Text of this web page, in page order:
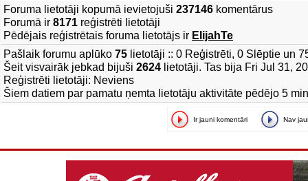
Foruma lietotāji kopumā ievietojuši 237146 komentārus
Forumā ir 8171 reģistrēti lietotāji
Pēdējais reģistrētais foruma lietotājs ir ElijahTe
Pašlaik forumu aplūko 75 lietotāji :: 0 Reģistrēti, 0 Slēptie un
Šeit visvairāk jebkad bijuši 2624 lietotāji. Tas bija Fri Jul 31,
Reģistrēti lietotāji: Neviens
Šiem datiem par pamatu ņemta lietotāju aktivitāte pēdējo 5
Ir jauni komentāri Nav